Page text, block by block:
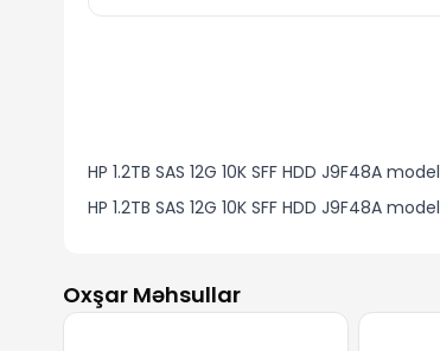
HP 1.2TB SAS 12G 10K SFF HDD J9F48A
HP 1.2TB SAS 12G 10K SFF HDD J9F48A
Oxşar Məhsullar